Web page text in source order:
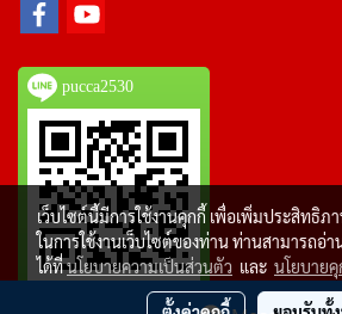
pucca2530
เว็บไซต์นี้มีการใช้งานคุกกี้ เพื่อเพิ่มประสิทธิ
ในการใช้งานเว็บไซต์ของท่าน ท่านสามารถอ่า
ได้ที่นโยบายความเป็นส่วนตัว และ นโยบายคุ